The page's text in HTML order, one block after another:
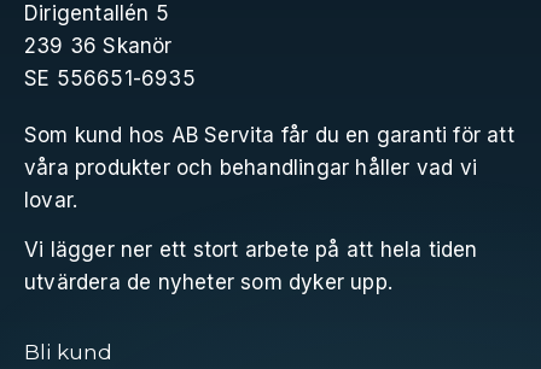
Dirigentallén 5
239 36 Skanör
SE 556651-6935
Som kund hos AB Servita får du en garanti för att
våra produkter och behandlingar håller vad vi
lovar.
Vi lägger ner ett stort arbete på att hela tiden
utvärdera de nyheter som dyker upp.
Bli kund